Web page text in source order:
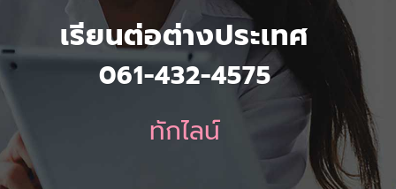
เรียนต่อต่างประเทศ
061-432-4575
ทักไลน์